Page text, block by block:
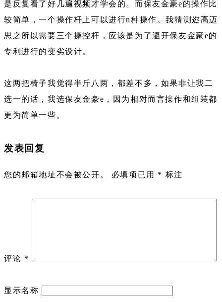
是反复看了好几遍视频才学会的。而保友金豪e的操作比
较简单，一个操作杆上可以进行n种操作。我猜测迩高迈
思之所以需要三个操控杆，应该是为了避开保友金豪e的
专利进行的变劣设计。
这两把椅子我觉得半斤八两，都差不多，如果非让我二
选一的话，我选保友金豪e，因为相对而言操作和组装都
更为简单一些。
发表回复
您的邮箱地址不会被公开。 必填项已用 * 标注
评论 *
显示名称